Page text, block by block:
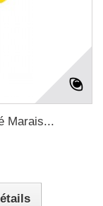
Marais...